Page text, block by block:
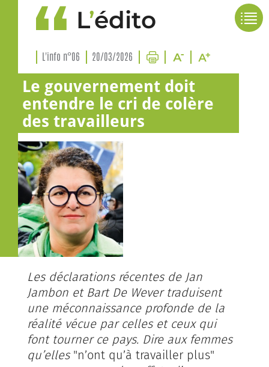
L’édito
L'info n°06 20/03/2026
Le gouvernement doit
entendre le cri de colère
des travailleurs
Les déclarations récentes de Jan
Jambon et Bart De Wever traduisent
une méconnaissance profonde de la
réalité vécue par celles et ceux qui
font tourner ce pays. Dire aux femmes
qu’elles "n’ont qu’à travailler plus"